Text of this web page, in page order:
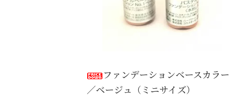
ファンデーションベースカラー
／ベージュ（ミニサイズ）